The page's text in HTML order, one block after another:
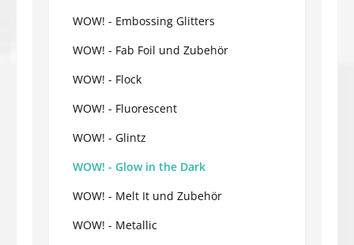
WOW! - Embossing Glitters
WOW! - Fab Foil und Zubehör
WOW! - Flock
WOW! - Fluorescent
WOW! - Glintz
WOW! - Glow in the Dark
WOW! - Melt It und Zubehör
WOW! - Metallic